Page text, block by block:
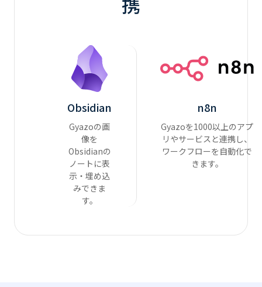
Obsidian
Gyazoの画
像を
Obsidianの
ノートに表
示・埋め込
みできま
す。
n8n
Gyazoを1000以上のアプ
リやサービスと連携し、
ワークフローを自動化で
きます。